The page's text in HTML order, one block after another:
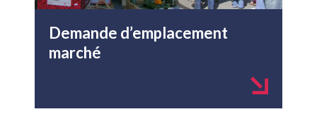
Demande d’emplacement
marché